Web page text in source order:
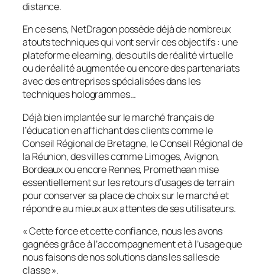
distance.
En ce sens, NetDragon possède déjà de nombreux
atouts techniques qui vont servir ces objectifs : une
plateforme elearning, des outils de réalité virtuelle
ou de réalité augmentée ou encore des partenariats
avec des entreprises spécialisées dans les
techniques hologrammes…
Déjà bien implantée sur le marché français de
l’éducation en affichant des clients comme le
Conseil Régional de Bretagne, le Conseil Régional de
la Réunion, des villes comme Limoges, Avignon,
Bordeaux ou encore Rennes, Promethean mise
essentiellement sur les retours d’usages de terrain
pour conserver sa place de choix sur le marché et
répondre au mieux aux attentes de ses utilisateurs.
«Cette force et cette confiance, nous les avons
gagnées grâce à l’accompagnement et à l’usage que
nous faisons de nos solutions dans les salles de
classe».